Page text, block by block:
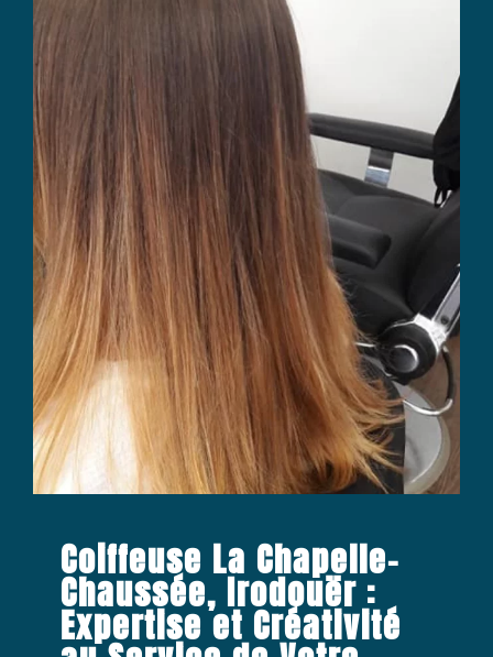
Coiffeuse La Chapelle-
Chaussée, Irodouër :
Expertise et Créativité